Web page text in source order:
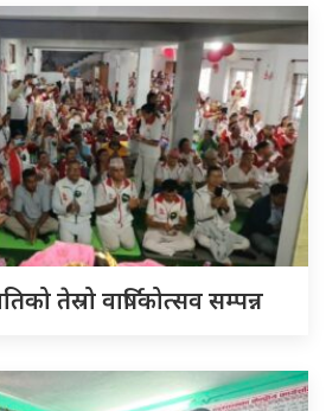
तेस्रो वार्षिकोत्सव सम्पन्न